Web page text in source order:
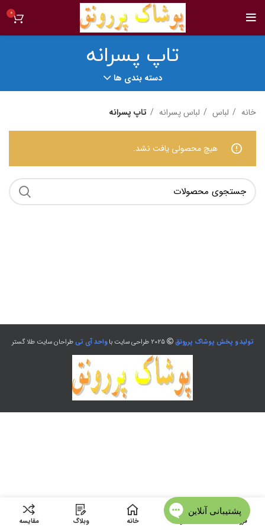
0
تاپ پسرانه
دسته بندی ها
خانه لباس لباس پسرانه تاپ پسرانه
هیچ محصولی یافت نشد.
تولید و پخش پوشاک پررونق 2025 طراحی سایت با واحد آی تیطراحان سایت طلا گستر
فروشگاه خانه وبلاگ مقایسه